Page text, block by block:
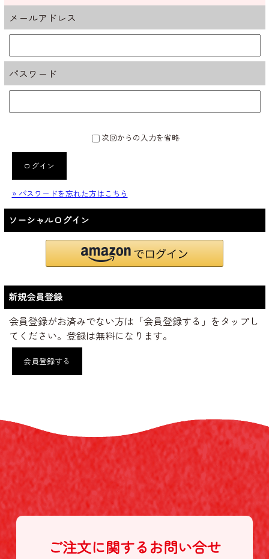
メールアドレス
パスワード
次回からの入力を省略
ログイン
» パスワードを忘れた方はこちら
ソーシャルログイン
新規会員登録
会員登録がお済みでない方は「会員登録する」をタップし
てください。登録は無料になります。
会員登録する
ご注文に関する お問い合せ